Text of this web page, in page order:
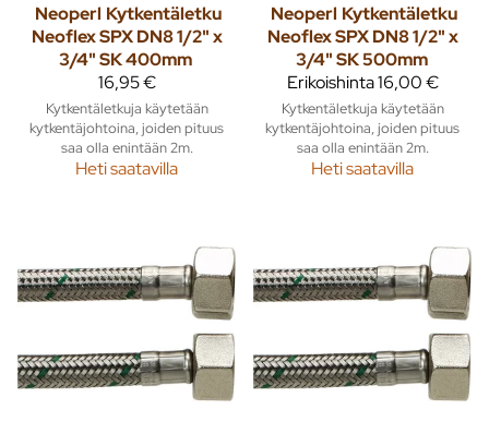
Neoperl Kytkentäletku
Neoflex SPX DN8 1/2" x
3/4" SK 400mm
16,95 €
Kytkentäletkuja käytetään
kytkentäjohtoina, joiden pituus
saa olla enintään 2m.
Heti saatavilla
Neoperl Kytkentäletku
Neoflex SPX DN8 1/2" x
3/4" SK 500mm
Erikoishinta16,00 €
Kytkentäletkuja käytetään
kytkentäjohtoina, joiden pituus
saa olla enintään 2m.
Heti saatavilla